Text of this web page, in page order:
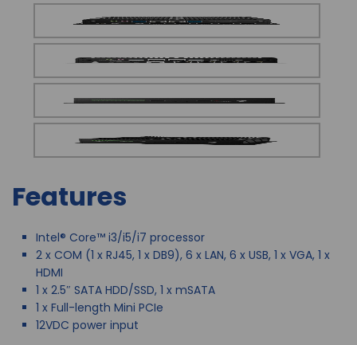
Features
Intel® Core™ i3/i5/i7 processor
2 x COM (1 x RJ45, 1 x DB9), 6 x LAN, 6 x USB, 1 x VGA, 1 x
HDMI
1 x 2.5″ SATA HDD/SSD, 1 x mSATA
1 x Full-length Mini PCIe
12VDC power input